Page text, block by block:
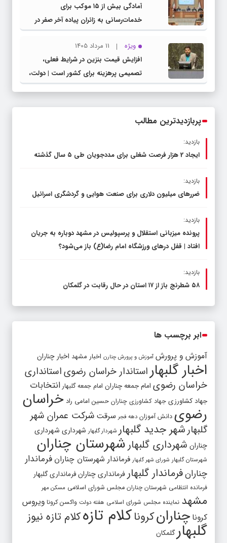
آمادگی بیش از ۱۵ موکب برای
خدمات‌رسانی به زائران پیاده آخر صفر در
شهرستان چناران
ویژه
11 مرداد 1405
افزایش قیمت بنزین در شرایط فعلی،
تصمیمی پرهزینه برای کشور است | دولت،
قاچاق سوخت و عوامل اصلی ناترازی را
پربازدیدترین مطالب
بازدید:
ایجاد 2 هزار فرصت شغلی برای مددجویان طی ۵ سال گذشته
بازدید:
ضررهای میلیون دلاری برای صنعت هوایی و گردشگری اسرائیل
بازدید:
پرونده میزبانی استقلال و پرسپولیس در مشهد دوباره به جریان
افتاد | قفل در‌های ورزشگاه امام رضا(ع) باز می‌شود؟
بازدید:
۵۸ شطرنج‌ باز از ۱۷ استان در حال رقابت در گلمکان
ابر برچسب ها
آموزش و پرورش آموزش و پرورش چنارن اخبار مشهد اخبار چناران
اخبار گلبهار استاندار خراسان رضویاستانداری
خراسان رضوی امام جمعه چناران امام جمعه گلبهار انتخابات
جهاد کشاورزی جهاد کشاورزی چناران حسین امامی راد خراسان
رضوی دانش آموزان دهه فجر سرقت شرکت عمران شهر
گلبهارشهر جدید گلبهار شهردار گلبهار شهرداری شهرداری
چناران شهرداری گلبهار شهرستان چناران
شهرستان گلبهار شورای شهر گلبهار فرماندار شهرستان چناران فرماندار
چنارانفرماندار گلبهار فرمانداری چنارانفرمانداری گلبهار
فرمانده انتظامی شهرستان چناران مجلس شورای اسلامی مسکن مهر
مشهد نماینده مجلس شورای اسلامی هفته دولت واکسن کرونا ویروس
کرونا چنارانکروناکلام تازهکلام تازه نیوز
گلبهارگلمکان